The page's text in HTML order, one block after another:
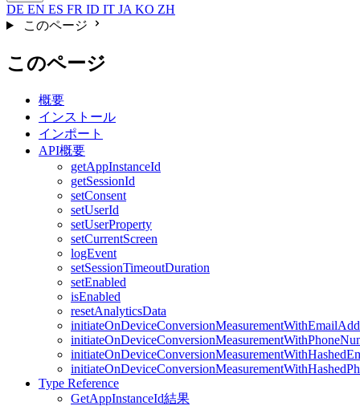
DE EN ES FR ID IT JA KO ZH
このページ
このページ
概要
インストール
インポート
API概要
getAppInstanceId
getSessionId
setConsent
setUserId
setUserProperty
setCurrentScreen
logEvent
setSessionTimeoutDuration
setEnabled
isEnabled
resetAnalyticsData
Type Reference
GetAppInstanceId結果